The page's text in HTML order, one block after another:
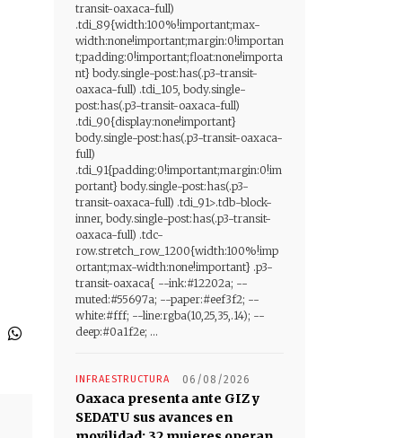
transit-oaxaca-full)
.tdi_89{width:100%!important;max-
width:none!important;margin:0!importan
t;padding:0!important;float:none!importa
nt} body.single-post:has(.p3-transit-
oaxaca-full) .tdi_105, body.single-
post:has(.p3-transit-oaxaca-full)
.tdi_90{display:none!important}
body.single-post:has(.p3-transit-oaxaca-
full)
.tdi_91{padding:0!important;margin:0!im
portant} body.single-post:has(.p3-
transit-oaxaca-full) .tdi_91>.tdb-block-
inner, body.single-post:has(.p3-transit-
oaxaca-full) .tdc-
row.stretch_row_1200{width:100%!imp
ortant;max-width:none!important} .p3-
transit-oaxaca{ --ink:#12202a; --
muted:#55697a; --paper:#eef3f2; --
white:#fff; --line:rgba(10,25,35,.14); --
deep:#0a1f2e; ...
INFRAESTRUCTURA 06/08/2026
Oaxaca presenta ante GIZ y
SEDATU sus avances en